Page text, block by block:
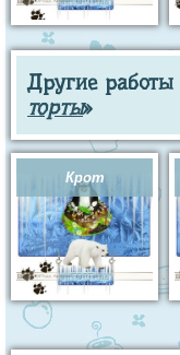
Другие работы
торты»
Крот